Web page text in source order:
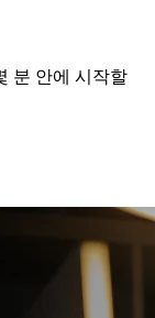
분 안에 시작할